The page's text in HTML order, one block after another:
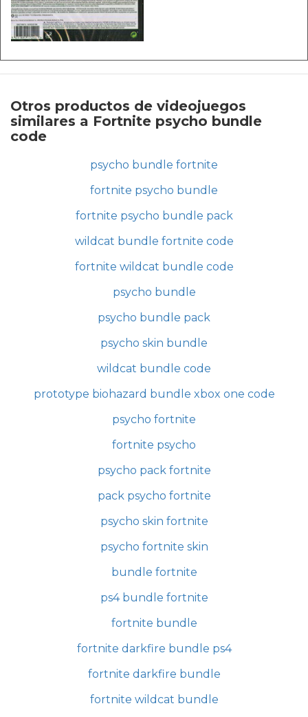
Otros productos de videojuegos
similares a Fortnite psycho bundle
code
psycho bundle fortnite
fortnite psycho bundle
fortnite psycho bundle pack
wildcat bundle fortnite code
fortnite wildcat bundle code
psycho bundle
psycho bundle pack
psycho skin bundle
wildcat bundle code
prototype biohazard bundle xbox one code
psycho fortnite
fortnite psycho
psycho pack fortnite
pack psycho fortnite
psycho skin fortnite
psycho fortnite skin
bundle fortnite
ps4 bundle fortnite
fortnite bundle
fortnite darkfire bundle ps4
fortnite darkfire bundle
fortnite wildcat bundle